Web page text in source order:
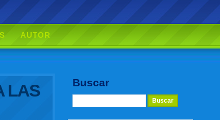
AUTOR
Buscar
LAS